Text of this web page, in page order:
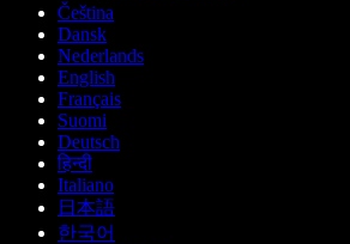
Čeština
Dansk
Nederlands
English
Français
Suomi
Deutsch
हिन्दी
Italiano
日本語
한국어